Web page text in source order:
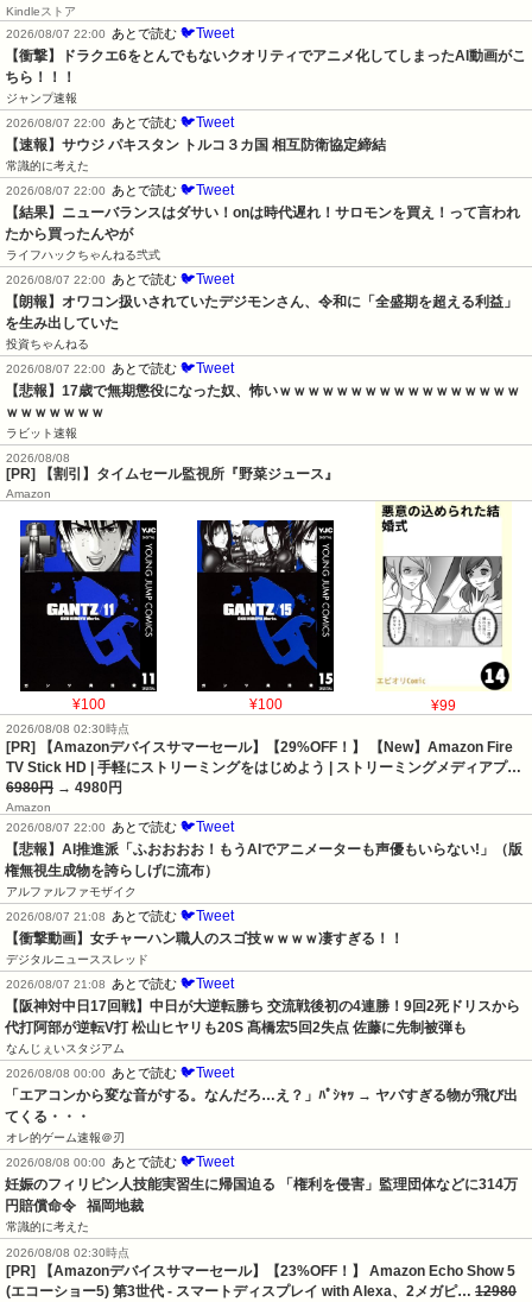
Kindleストア
2026/08/07 22:00
あとで読む 🐦Tweet
【衝撃】ドラクエ6をとんでもないクオリティでアニメ化してしまったAI動画がこ
ちら！！！
ジャンプ速報
2026/08/07 22:00
あとで読む 🐦Tweet
【速報】サウジ パキスタン トルコ３カ国 相互防衛協定締結
常識的に考えた
2026/08/07 22:00
あとで読む 🐦Tweet
【結果】ニューバランスはダサい！onは時代遅れ！サロモンを買え！って言われ
たから買ったんやが
ライフハックちゃんねる弐式
2026/08/07 22:00
あとで読む 🐦Tweet
【朗報】オワコン扱いされていたデジモンさん、令和に「全盛期を超える利益」
を生み出していた
投資ちゃんねる
2026/08/07 22:00
あとで読む 🐦Tweet
【悲報】17歳で無期懲役になった奴、怖いｗｗｗｗｗｗｗｗｗｗｗｗｗｗｗｗｗ
ｗｗｗｗｗｗｗ
ラビット速報
2026/08/08
[PR] 【割引】タイムセール監視所『野菜ジュース』
Amazon
¥100 ¥100 ¥99
2026/08/08 02:30時点
[PR] 【Amazonデバイスサマーセール】【29%OFF！】 【New】Amazon Fire
TV Stick HD | 手軽にストリーミングをはじめよう | ストリーミングメディアプ…
6980円 → 4980円
Amazon
2026/08/07 22:00
あとで読む 🐦Tweet
【悲報】AI推進派「ふおおおお！もうAIでアニメーターも声優もいらない!」（版
権無視生成物を誇らしげに流布）
アルファルファモザイク
2026/08/07 21:08
あとで読む 🐦Tweet
【衝撃動画】女チャーハン職人のスゴ技ｗｗｗｗ凄すぎる！！
デジタルニューススレッド
2026/08/07 21:08
あとで読む 🐦Tweet
【阪神対中日17回戦】中日が大逆転勝ち 交流戦後初の4連勝！9回2死ドリスから
代打阿部が逆転V打 松山ヒヤリも20S 髙橋宏5回2失点 佐藤に先制被弾も
なんじぇいスタジアム
2026/08/08 00:00
あとで読む 🐦Tweet
「エアコンから変な音がする。なんだろ…え？」ﾊﾟｼｬｯ → ヤバすぎる物が飛び出
てくる・・・
オレ的ゲーム速報＠刃
2026/08/08 00:00
あとで読む 🐦Tweet
妊娠のフィリピン人技能実習生に帰国迫る 「権利を侵害」監理団体などに314万
円賠償命令   福岡地裁
常識的に考えた
2026/08/08 02:30時点
[PR] 【Amazonデバイスサマーセール】【23%OFF！】 Amazon Echo Show 5
(エコーショー5) 第3世代 - スマートディスプレイ with Alexa、2メガピ… 12980